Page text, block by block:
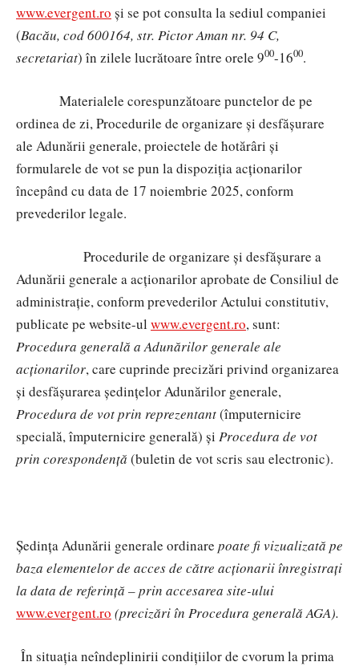
www.evergent.ro și se pot consulta la sediul companiei
(Bacău, cod 600164, str. Pictor Aman nr. 94 C,
secretariat) în zilele lucrătoare între orele 900-1600.
Materialele corespunzătoare punctelor de pe
ordinea de zi, Procedurile de organizare și desfășurare
ale Adunării generale, proiectele de hotărâri și
formularele de vot se pun la dispoziția acționarilor
începând cu data de 17 noiembrie 2025, conform
prevederilor legale.
Procedurile de organizare și desfășurare a
Adunării generale a acționarilor aprobate de Consiliul de
administrație, conform prevederilor Actului constitutiv,
publicate pe website-ul www.evergent.ro, sunt:
Procedura generală a Adunărilor generale ale
acționarilor, care cuprinde precizări privind organizarea
și desfășurarea ședințelor Adunărilor generale,
Procedura de vot prin reprezentant(împuternicire
specială, împuternicire generală) și Procedura de vot
prin corespondență (buletin de vot scris sau electronic).
Ședința Adunării generale ordinare poate fi vizualizată pe
baza elementelor de acces de către acționarii înregistrați
la data de referință – prin accesarea site-ului
www.evergent.ro (precizări în Procedura generală AGA).
În situația neîndeplinirii condițiilor de cvorum la prima